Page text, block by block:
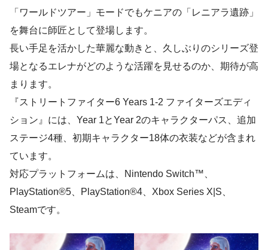
「ワールドツアー」モードでもケニアの「レニアラ遺跡」
を舞台に師匠として登場します。
長い手足を活かした華麗な動きと、久しぶりのシリーズ登
場となるエレナがどのような活躍を見せるのか、期待が高
まります。
『ストリートファイター6 Years 1-2 ファイターズエディ
ション』には、Year 1とYear 2のキャラクターパス、追加
ステージ4種、初期キャラクター18体の衣装などが含まれ
ています。
対応プラットフォームは、Nintendo Switch™、
PlayStation®5、PlayStation®4、Xbox Series X|S、
Steamです。